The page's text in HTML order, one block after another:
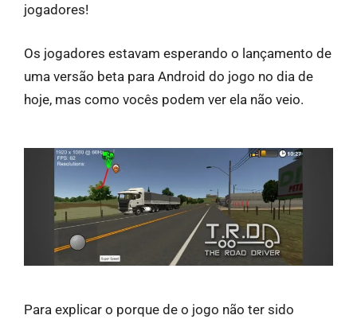
jogadores!
Os jogadores estavam esperando o lançamento de
uma versão beta para Android do jogo no dia de
hoje, mas como vocês podem ver ela não veio.
Para explicar o porque de o jogo não ter sido